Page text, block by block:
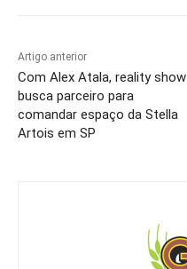
Artigo anterior
Com Alex Atala, reality show
busca parceiro para
comandar espaço da Stella
Artois em SP